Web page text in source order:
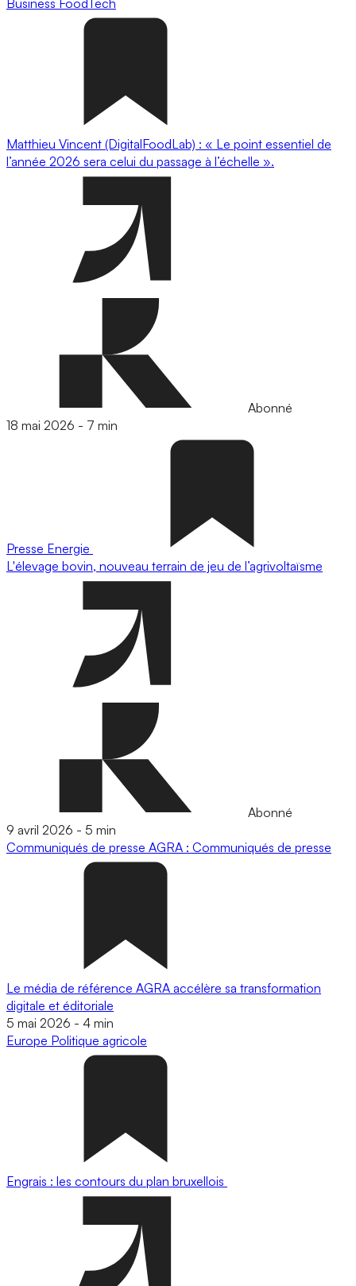
Matthieu Vincent (DigitalFoodLab) : « Le point essentiel de
l’année 2026 sera celui du passage à l’échelle ».
Abonné
18 mai 2026 - 7 min
Presse Energie
L'élevage bovin, nouveau terrain de jeu de l’agrivoltaïsme
Abonné
9 avril 2026 - 5 min
Communiqués de presse AGRA : Communiqués de presse
Le média de référence AGRA accélère sa transformation
digitale et éditoriale
5 mai 2026 - 4 min
Europe Politique agricole
Engrais : les contours du plan bruxellois